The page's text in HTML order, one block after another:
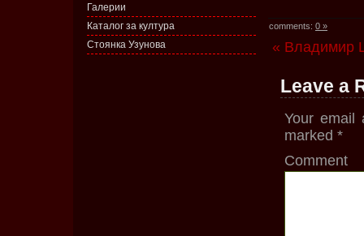
Галерии
Каталог за култура
Стоянка Узунова
comments: 0 »
« Владимир
Leave a
Your email
marked *
Comment